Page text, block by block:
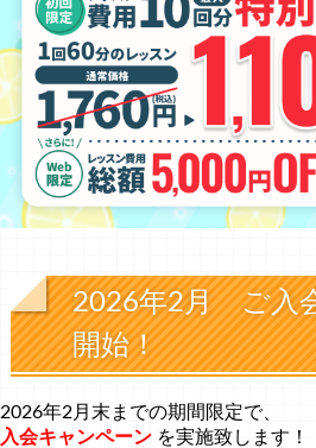
2026年2月 ご入
開始！
2026年2月末までの期間限定で、
入会キャンペーン を実施致します！